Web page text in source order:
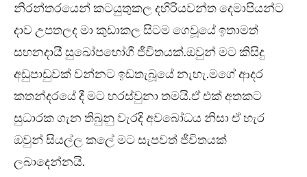
නිරන්තරයෙන් කටයුතුකල දහිරියවන්ත දෙමාපියන්ට
දාව උපතලද මා කුඩාකල සිටම ගෙවූයේ ඉතාමත්
සහනදායී සුඛෝපභෝගී ජීවිතයක්.ඔවුන් මට කිසිදු
අඩුපාඩුවක් වන්නට ඉඩතැබූයේ නැහැ.මගේ ආදර
කතන්දරයේ දී මට හරස්වුනා තමයි.ඒ එක් අතකට
සුධාරක ගැන තිබුනු වැරදි අවබෝධය නිසා ඒ හැර
ඔවුන් සියල්ල කලේ මට සැපවත් ජීවිතයක්
ලබාදෙන්නයි.